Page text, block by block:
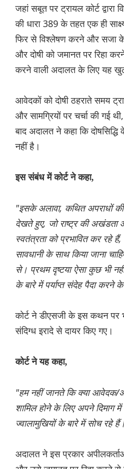
जहां सबूत पर ट्रायल कोर्ट द्वारा
की धारा 389 के तहत एक ही
फिर से विश्लेषण करने और सजा के
और दोषी को जमानत पर रिहा
करने वाली अदालत के लिए यह
आवेदकों को दोषी ठहराते समय
और सामग्रियों पर चर्चा की गई
बाद अदालत ने कहा कि
नहीं है।
इस संबंध में कोर्ट ने कहा,
"इसके अलावा, कथित अपराधों
देखते हुए, जो राष्ट्र की अखंडता
स्वतंत्रता को प्रभावित कर रहे
सावधानी के साथ किया जाना
से। प्रथम दृष्टया ऐसा कुछ भी
के बारे में पर्याप्त संदेह पैदा करने के
कोर्ट ने डीएसजी के इस कथन पर
संदिग्ध इरादे से दायर किए गए।
कोर्ट ने यह कहा,
"हम नहीं जानते कि क्या आवेदक/
शामिल होने के लिए अपने दिमाग
ज्वालामुखियों के बारे में सोच रहे
अदालत ने इस प्रकार